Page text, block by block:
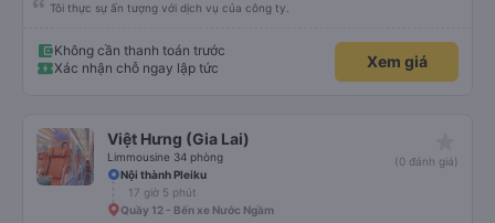
Tôi thực sự ấn tượng với dịch vụ của công ty.
Không cần thanh toán trước
Xác nhận chỗ ngay lập tức
Xem giá
Việt Hưng (Gia Lai)
Limmousine 34 phòng
(0 đánh giá)
Nội thành Pleiku
17 giờ 5 phút
Quầy 12 - Bến xe Nước Ngầm